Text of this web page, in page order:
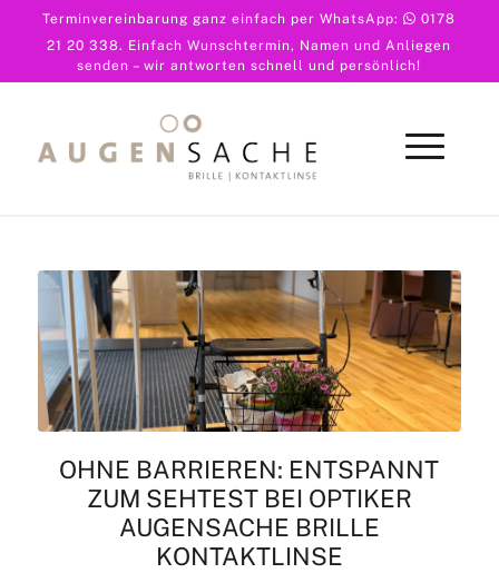
Terminvereinbarung ganz einfach per WhatsApp:
0178
21 20 338. Einfach Wunschtermin, Namen und Anliegen
senden – wir antworten schnell und persönlich!
OHNE BARRIEREN: ENTSPANNT
ZUM SEHTEST BEI OPTIKER
AUGENSACHE BRILLE
KONTAKTLINSE